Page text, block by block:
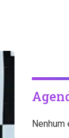
Nenhum